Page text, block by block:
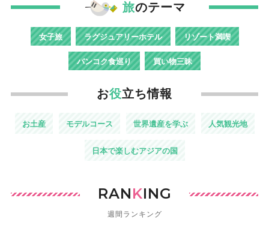
旅のテーマ
女子旅 ラグジュアリーホテル リゾート満喫
バンコク食巡り 買い物三昧
お役立ち情報
お土産 モデルコース 世界遺産を学ぶ 人気観光地
日本で楽しむアジアの国
RANKING
週間ランキング